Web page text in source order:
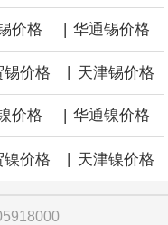
存（HBM）及其他下一代动态随
价格 | 华通锡价格
锡价格 天津锡价格
价格 | 华通镍价格
镍价格 | 天津镍价格